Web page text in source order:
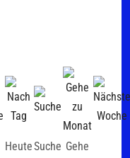
HeuteSuche Gehe